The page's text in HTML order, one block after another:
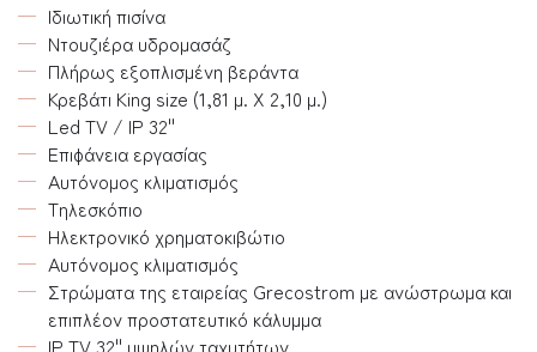
Ιδιωτική πισίνα
Ντουζιέρα υδρομασάζ
Πλήρως εξοπλισμένη βεράντα
Κρεβάτι King size (1,81 μ. X 2,10 μ.)
Led TV / IP 32''
Επιφάνεια εργασίας
Αυτόνομος κλιματισμός
Τηλεσκόπιο
Ηλεκτρονικό χρηματοκιβώτιο
Αυτόνομος κλιματισμός
Στρώματα της εταιρείας Grecostrom με ανώστρωμα και
επιπλέον προστατευτικό κάλυμμα
IP TV 32'' υψηλών ταχυτήτων